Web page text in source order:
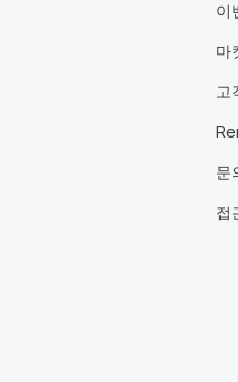
이
마
고
문
접